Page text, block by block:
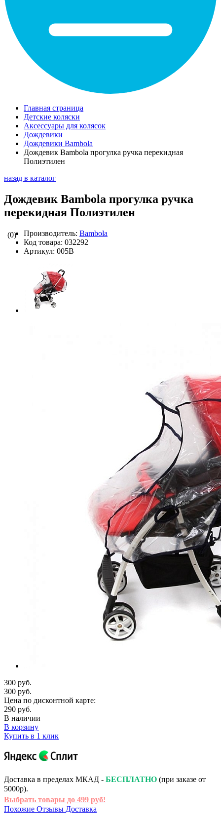
Главная страница
Детские коляски
Аксессуары для колясок
Дождевики
Дождевики Bambola
Дождевик Bambola прогулка ручка перекидная
Полиэтилен
назад в каталог
Дождевик Bambola прогулка ручка
перекидная Полиэтилен
(0) Производитель: Bambola
Код товара: 032292
Артикул: 005B
300 руб.
300 руб.
Цена по дисконтной карте:
290 руб.
В наличии
В корзину
Купить в 1 клик
Доставка в пределах МКАД - БЕСПЛАТНО (при заказе от
5000р).
Выбрать товары до 499 руб!
Похожие Отзывы Доставка